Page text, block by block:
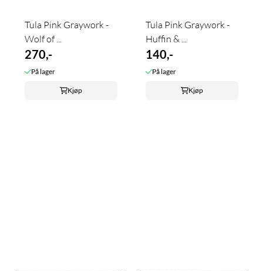
Tula Pink Graywork -
Wolf of ...
270,-
På lager
Kjøp
Tula Pink Graywork -
Huffin & ...
140,-
På lager
Kjøp